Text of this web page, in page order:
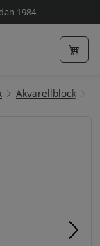
1984
Akvarellblock